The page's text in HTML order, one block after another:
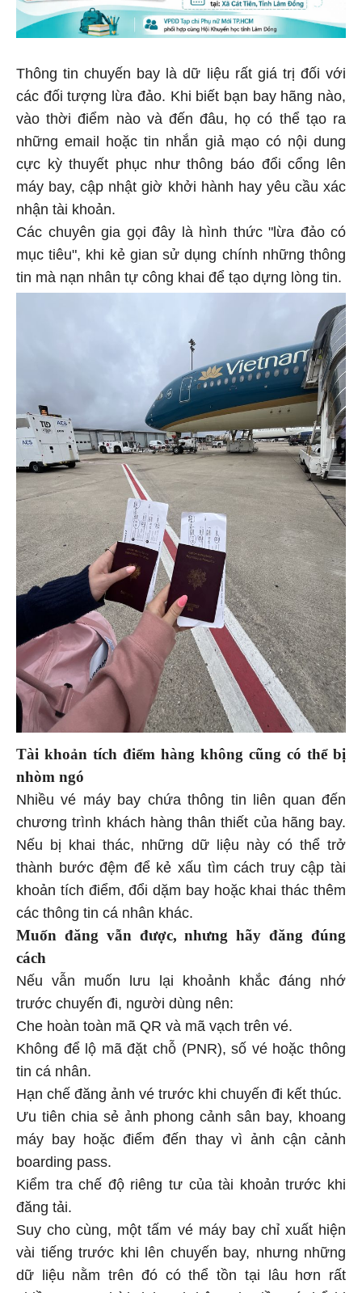
Thông tin chuyến bay là dữ liệu rất giá trị đối với
các đối tượng lừa đảo. Khi biết bạn bay hãng nào,
vào thời điểm nào và đến đâu, họ có thể tạo ra
những email hoặc tin nhắn giả mạo có nội dung
cực kỳ thuyết phục như thông báo đổi cổng lên
máy bay, cập nhật giờ khởi hành hay yêu cầu xác
nhận tài khoản.
Các chuyên gia gọi đây là hình thức "lừa đảo có
mục tiêu", khi kẻ gian sử dụng chính những thông
tin mà nạn nhân tự công khai để tạo dựng lòng tin.
Tài khoản tích điểm hàng không cũng có thể bị
nhòm ngó
Nhiều vé máy bay chứa thông tin liên quan đến
chương trình khách hàng thân thiết của hãng bay.
Nếu bị khai thác, những dữ liệu này có thể trở
thành bước đệm để kẻ xấu tìm cách truy cập tài
khoản tích điểm, đổi dặm bay hoặc khai thác thêm
các thông tin cá nhân khác.
Muốn đăng vẫn được, nhưng hãy đăng đúng
cách
Nếu vẫn muốn lưu lại khoảnh khắc đáng nhớ
trước chuyến đi, người dùng nên:
Che hoàn toàn mã QR và mã vạch trên vé.
Không để lộ mã đặt chỗ (PNR), số vé hoặc thông
tin cá nhân.
Hạn chế đăng ảnh vé trước khi chuyến đi kết thúc.
Ưu tiên chia sẻ ảnh phong cảnh sân bay, khoang
máy bay hoặc điểm đến thay vì ảnh cận cảnh
boarding pass.
Kiểm tra chế độ riêng tư của tài khoản trước khi
đăng tải.
Suy cho cùng, một tấm vé máy bay chỉ xuất hiện
vài tiếng trước khi lên chuyến bay, nhưng những
dữ liệu nằm trên đó có thể tồn tại lâu hơn rất